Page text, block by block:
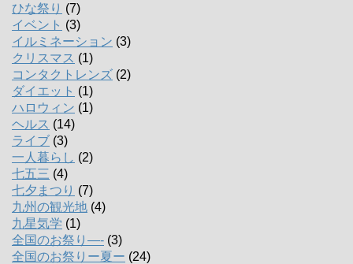
ひな祭り (7)
イベント (3)
イルミネーション (3)
クリスマス (1)
コンタクトレンズ (2)
ダイエット (1)
ハロウィン (1)
ヘルス (14)
ライブ (3)
一人暮らし (2)
七五三 (4)
七夕まつり (7)
九州の観光地 (4)
九星気学 (1)
全国のお祭り―- (3)
全国のお祭りー夏ー (24)